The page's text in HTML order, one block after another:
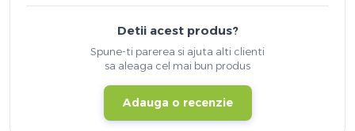
Detii acest produs?
Spune-ti parerea si ajuta alti clienti
sa aleaga cel mai bun produs
Adauga o recenzie